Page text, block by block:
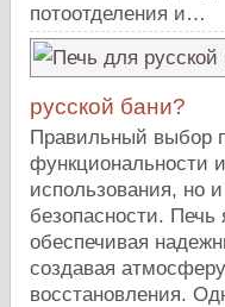
потоотделения и…
русской бани?
Правильный выбор
функциональности
использования, но
безопасности.
обеспечивая
создавая
восстановления.